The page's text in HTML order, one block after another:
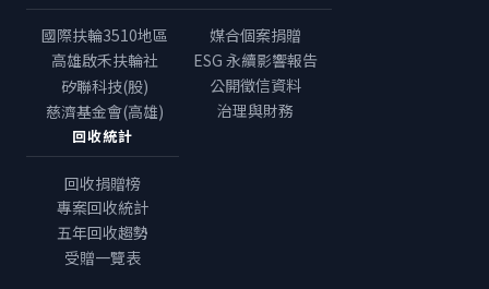
國際扶輪3510地區
高雄啟禾扶輪社
矽聯科技(股)
慈濟基金會(高雄)
媒合個案捐贈
ESG 永續影響報告
公開徵信資料
治理與財務
回收統計
回收捐贈榜
專案回收統計
五年回收趨勢
受贈一覽表